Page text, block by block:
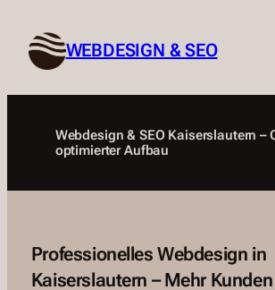
Inhalt
springen WEBDESIGN & SEO
Webdesign & SEO Kaiserslautern –
optimierter Aufbau
Professionelles Webdesign in
Kaiserslautern – Mehr